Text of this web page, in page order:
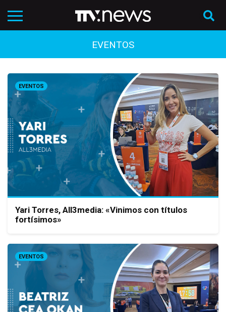
EVENTOS
EVENTOS
Yari Torres, All3media: «Vinimos con títulos
fortísimos»
EVENTOS